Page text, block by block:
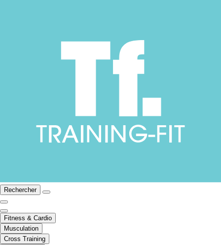
Rechercher
Fitness & Cardio
Musculation
Cross Training